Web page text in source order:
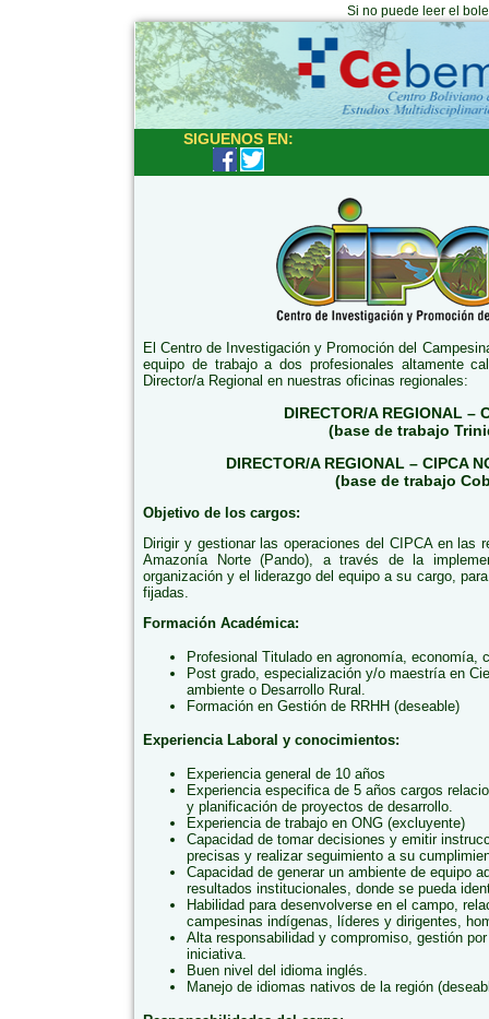
Si no puede leer el
SIGUENOS EN:
El Centro de Investigación y Promoción del
equipo de trabajo a dos profesionales altamente
Director/a Regional en nuestras oficinas regionales:
DIRECTOR/A REGIONAL –
(base de trabajo
DIRECTOR/A REGIONAL – CIPCA
(base de trabajo
Objetivo de los cargos:
Dirigir y gestionar las operaciones del CIPCA en las
Amazonía Norte (Pando), a través de la
organización y el liderazgo del equipo a su cargo,
fijadas.
Formación Académica:
Profesional Titulado en agronomía, economía,
Post grado, especialización y/o maestría en
ambiente o Desarrollo Rural.
Formación en Gestión de RRHH (deseable)
Experiencia Laboral y conocimientos:
Experiencia general de 10 años
Experiencia especifica de 5 años cargos
y planificación de proyectos de desarrollo.
Experiencia de trabajo en ONG (excluyente)
Capacidad de tomar decisiones y emitir
precisas y realizar seguimiento a su
Capacidad de generar un ambiente de equipo
resultados institucionales, donde se pueda
Habilidad para desenvolverse en el campo,
campesinas indígenas, líderes y dirigentes,
Alta responsabilidad y compromiso, gestión
iniciativa.
Buen nivel del idioma inglés.
Manejo de idiomas nativos de la región